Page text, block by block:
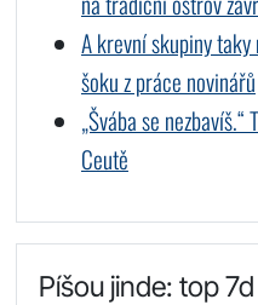
A krevní skupiny
šoku z práce novinářů
„Švába se
Ceutě
Píšou jinde: top 7d